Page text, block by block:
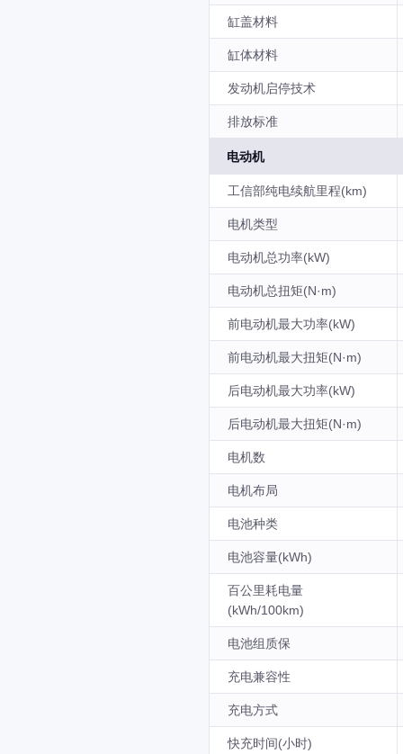
缸盖材料
缸体材料
发动机启停技术
排放标准
电动机
工信部纯电续航里程(km)
电机类型
电动机总功率(kW)
电动机总扭矩(N·m)
前电动机最大功率(kW)
前电动机最大扭矩(N·m)
后电动机最大功率(kW)
后电动机最大扭矩(N·m)
电机数
电机布局
电池种类
电池容量(kWh)
百公里耗电量
(kWh/100km)
电池组质保
充电兼容性
充电方式
快充时间(小时)